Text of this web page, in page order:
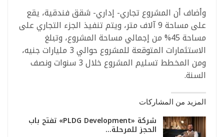
وأضاف أن المشروع تجاري- إداري- شقق فندقية، يقع
على مساحة 9 آلاف متر، ويتم تنفيذ الجزء التجاري على
مساحة 45% من إجمالي مساحة المشروع، وتبلغ
الاستثمارات المتوقعة للمشروع حوالي 3 مليارات جنيه،
ومن المخطط تسليم المشروع خلال 3 سنوات ونصف
السنة.
المزيد من المشاركات
شركة «PLDG Development» تفتح باب
الحجز للمرحلة…